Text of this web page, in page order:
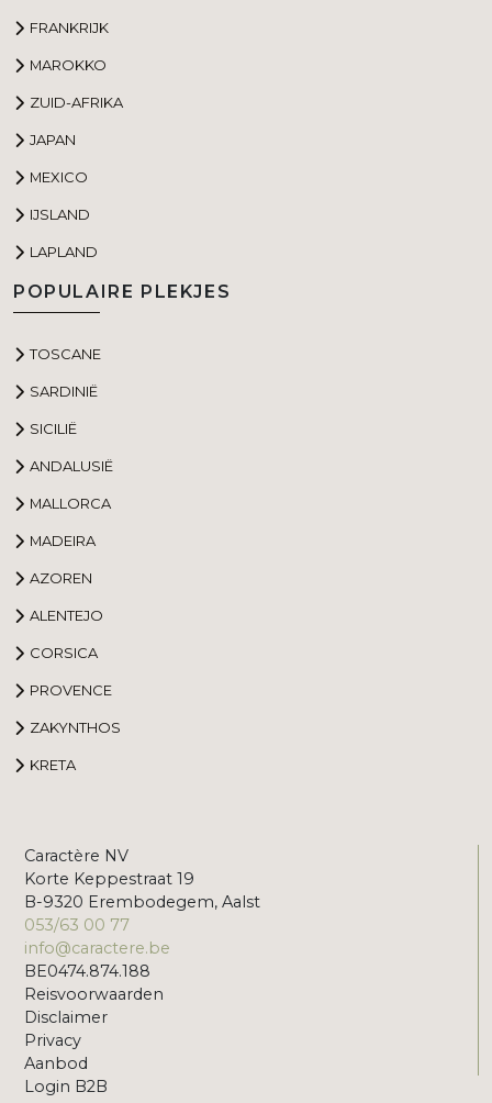
FRANKRIJK
MAROKKO
ZUID-AFRIKA
JAPAN
MEXICO
IJSLAND
LAPLAND
POPULAIRE PLEKJES
TOSCANE
SARDINIË
SICILIË
ANDALUSIË
MALLORCA
MADEIRA
AZOREN
ALENTEJO
CORSICA
PROVENCE
ZAKYNTHOS
KRETA
Caractère NV
Korte Keppestraat 19
B-9320 Erembodegem, Aalst
053/63 00 77
info@caractere.be
BE0474.874.188
Reisvoorwaarden
Disclaimer
Privacy
Aanbod
Login B2B